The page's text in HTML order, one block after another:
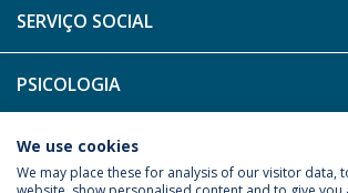
SERVIÇO SOCIAL
PSICOLOGIA
FILOSOFIA - ENSINO A DISTÂNCIA
We use cookies
We may place these for analysis of our visitor data,